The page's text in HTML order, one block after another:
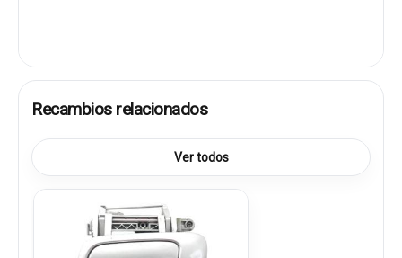
Recambios relacionados
Ver todos